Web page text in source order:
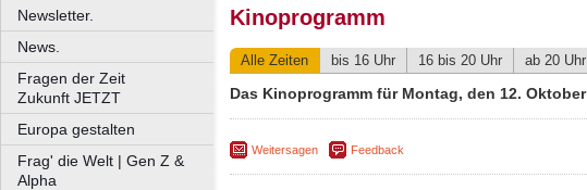
Newsletter.
News.
Fragen der Zeit
Zukunft JETZT
Europa gestalten
Frag' die Welt | Gen Z &
Alpha
Kinoprogramm
Alle Zeiten bis 16 Uhr 16 bis 20 Uhr ab 20 Uhr
Das Kinoprogramm für Montag, den 12. Oktober
Weitersagen Feedback